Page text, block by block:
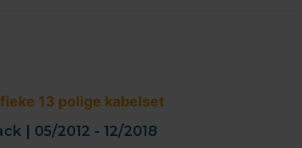
13 polige kabelset
| 05/2012 - 12/2018